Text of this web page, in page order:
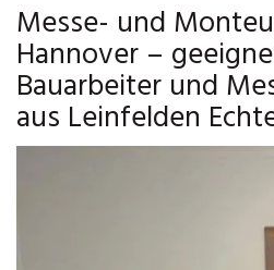
Messe- und
Hannover –
Bauarbeiter und
aus Leinfelden